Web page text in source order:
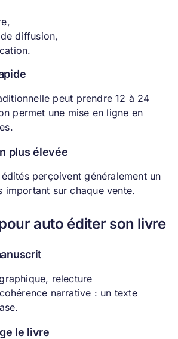
diffusion,
peut prendre 12 à 24
permet une mise en ligne en
plus élevée
perçoivent généralement un
important sur chaque vente.
auto éditer son livre
relecture
narrative : un texte
le livre